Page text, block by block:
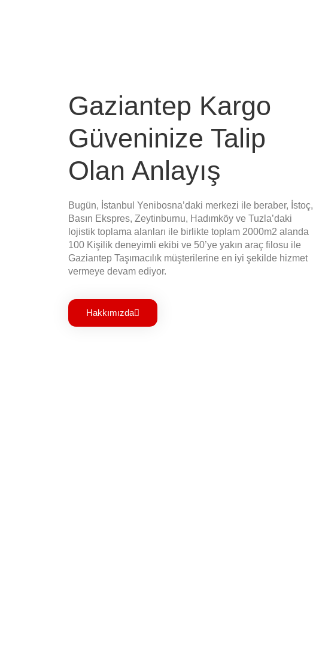
Gaziantep Kargo
Güveninize Talip
Olan Anlayış
Bugün, İstanbul Yenibosna’daki merkezi ile beraber, İstoç,
Basın Ekspres, Zeytinburnu, Hadımköy ve Tuzla’daki
lojistik toplama alanları ile birlikte toplam 2000m2 alanda
100 Kişilik deneyimli ekibi ve 50’ye yakın araç filosu ile
Gaziantep Taşımacılık müşterilerine en iyi şekilde hizmet
vermeye devam ediyor.
Hakkımızda